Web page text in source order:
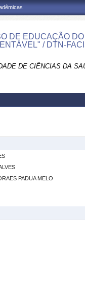
DE EDUCAÇÃO
/ DTN-
DE CIÊNCIAS DA
PADUA MELO